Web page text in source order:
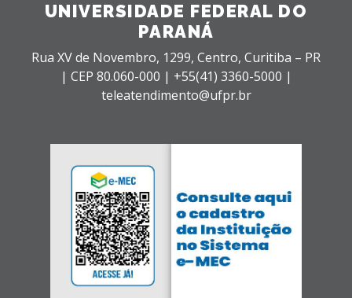
UNIVERSIDADE FEDERAL DO
PARANÁ
Rua XV de Novembro, 1299, Centro, Curitiba – PR
| CEP 80.060-000 | +55(41) 3360-5000 |
teleatendimento@ufpr.br